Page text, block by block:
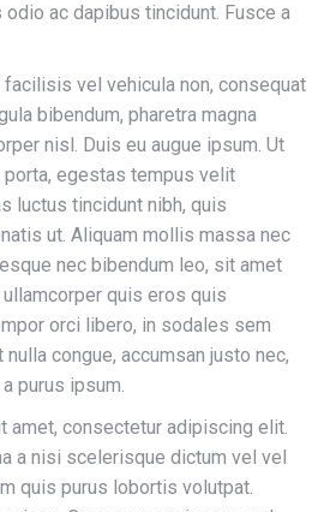
ac dapibus tincidunt. Fusce a
facilisis vel vehicula non, consequat
bibendum, pharetra magna
nisl. Duis eu augue ipsum. Ut
egestas tempus velit
luctus tincidunt nibh, quis
ut. Aliquam mollis massa nec
nec bibendum leo, sit amet
quis eros quis
orci libero, in sodales sem
congue, accumsan justo nec,
purus ipsum.
amet, consectetur adipiscing elit.
a nisi scelerisque dictum vel vel
quis purus lobortis volutpat.